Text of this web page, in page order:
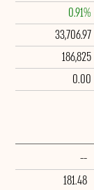
0.91%
33,706.97
186,825
0.00
--
181.48